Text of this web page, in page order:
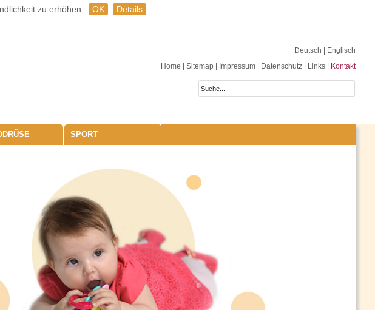
zu erhöhen. OK Details
Deutsch
| Englisch
Home
Sitemap Impressum Datenschutz Links Kontakt
SPORT